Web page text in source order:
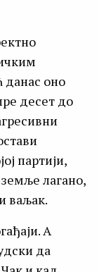
данас оно
десет до
партији,
лагано,
ваљак.
А
да